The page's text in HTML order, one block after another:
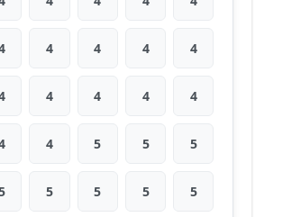
4 4 4 4
4 4 4 4
4 5 5 5
5 5 5 5